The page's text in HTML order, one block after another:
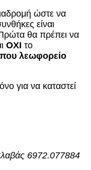
ώστε να
είναι
θα πρέπει να
ΟΧΙ το
λεωφορείο
για να καταστεί
6972.077884